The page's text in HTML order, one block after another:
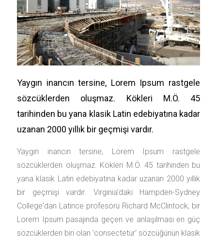
Yaygın inancın tersine, Lorem Ipsum rastgele
sözcüklerden oluşmaz. Kökleri M.Ö. 45
tarihinden bu yana klasik Latin edebiyatına kadar
uzanan 2000 yıllık bir geçmişi vardır.
Yaygın inancın tersine, Lorem Ipsum rastgele
sözcüklerden oluşmaz. Kökleri M.Ö. 45 tarihinden bu
yana klasik Latin edebiyatına kadar uzanan 2000 yıllık
bir geçmişi vardır. Virginia'daki Hampden-Sydney
College'dan Latince profesörü Richard McClintock, bir
Lorem Ipsum pasajında geçen ve anlaşılması en güç
sözcüklerden biri olan 'consectetur' sözcüğünün klasik